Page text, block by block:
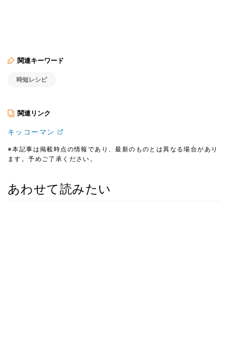
関連キーワード
時短レシピ
関連リンク
キッコーマン
※本記事は掲載時点の情報であり、最新のものとは異なる場合があり
ます。予めご了承ください。
あわせて読みたい